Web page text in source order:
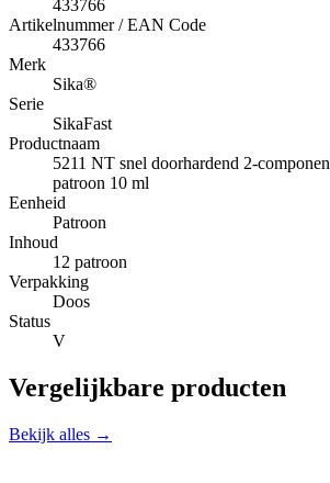
433766
Artikelnummer / EAN Code
433766
Merk
Sika®
Serie
SikaFast
Productnaam
5211 NT snel doorhardend 2-
patroon 10 ml
Eenheid
Patroon
Inhoud
12 patroon
Verpakking
Doos
Status
V
Vergelijkbare producten
Bekijk alles →